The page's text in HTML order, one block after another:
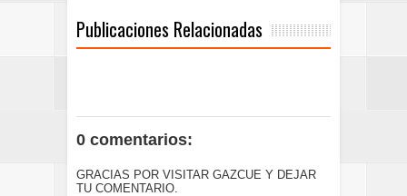
Publicaciones Relacionadas
0 comentarios:
GRACIAS POR VISITAR GAZCUE Y DEJAR
TU COMENTARIO.